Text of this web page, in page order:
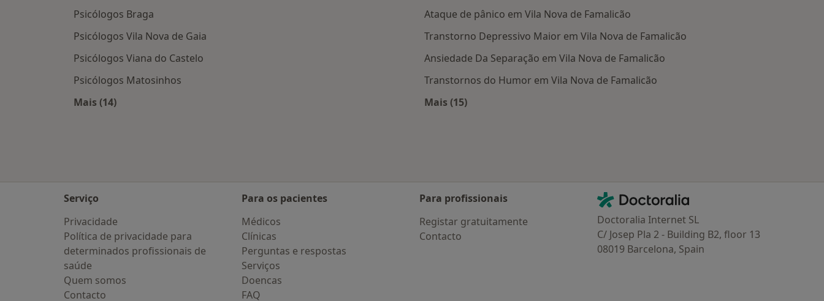
Psicólogos Braga
Psicólogos Vila Nova de Gaia
Psicólogos Viana do Castelo
Psicólogos Matosinhos
Mais (14)
Ataque de pânico em Vila Nova de Famalicão
Transtorno Depressivo Maior em Vila Nova de Famalicão
Ansiedade Da Separação em Vila Nova de Famalicão
Transtornos do Humor em Vila Nova de Famalicão
Mais (15)
Serviço
Privacidade
Política de privacidade para
determinados profissionais de
saúde
Quem somos
Contacto
Para os pacientes
Médicos
Clínicas
Perguntas e respostas
Serviços
Doencas
FAQ
Para profissionais
Registar gratuitamente
Contacto
Contacto
Doctoralia - Homepage
Doctoralia Internet SL
C/ Josep Pla 2 - Building B2, floor 13
08019 Barcelona, Spain